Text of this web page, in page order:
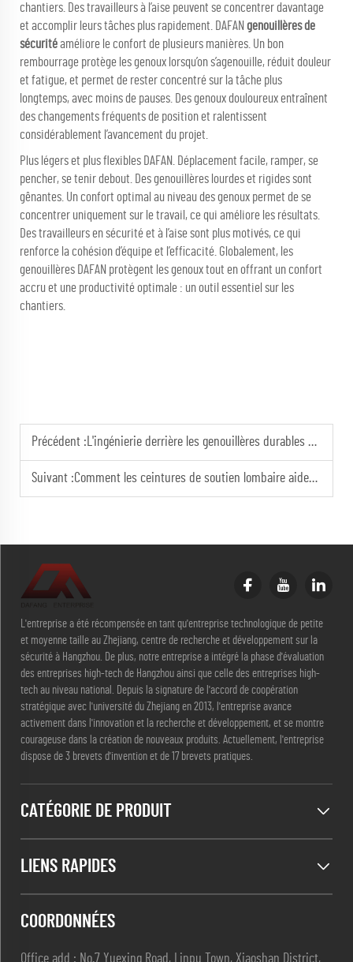
chantiers. Des travailleurs à l’aise peuvent se concentrer davantage
et accomplir leurs tâches plus rapidement. DAFAN genouillères de
sécuritéaméliore le confort de plusieurs manières. Un bon
rembourrage protège les genoux lorsqu’on s’agenouille, réduit douleur
et fatigue, et permet de rester concentré sur la tâche plus
longtemps, avec moins de pauses. Des genoux douloureux entraînent
des changements fréquents de position et ralentissent
considérablement l’avancement du projet.
Plus légers et plus flexibles DAFAN. Déplacement facile, ramper, se
pencher, se tenir debout. Des genouillères lourdes et rigides sont
gênantes. Un confort optimal au niveau des genoux permet de se
concentrer uniquement sur le travail, ce qui améliore les résultats.
Des travailleurs en sécurité et à l’aise sont plus motivés, ce qui
renforce la cohésion d’équipe et l’efficacité. Globalement, les
genouillères DAFAN protègent les genoux tout en offrant un confort
accru et une productivité optimale : un outil essentiel sur les
chantiers.
Précédent :L'ingénierie derrière les genouillères durables pour travaux sur sols durs
Suivant :Comment les ceintures de soutien lombaire aident à maintenir une bonne posture lors du levage
L'entreprise a été récompensée en tant qu'entreprise technologique de petite
et moyenne taille au Zhejiang, centre de recherche et développement sur la
sécurité à Hangzhou. De plus, notre entreprise a intégré la phase d'évaluation
des entreprises high-tech de Hangzhou ainsi que celle des entreprises high-
tech au niveau national. Depuis la signature de l'accord de coopération
stratégique avec l'université du Zhejiang en 2013, l'entreprise avance
activement dans l'innovation et la recherche et développement, et se montre
courageuse dans la création de nouveaux produits. Actuellement, l'entreprise
dispose de 3 brevets d'invention et de 17 brevets pratiques.
CATÉGORIE DE PRODUIT
LIENS RAPIDES
COORDONNÉES
Office add : No.7 Yuexing Road, Linpu Town, Xiaoshan District,